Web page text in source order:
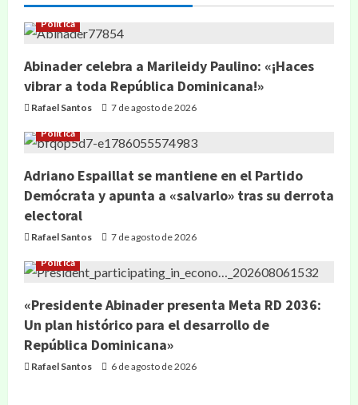
Política
Abinader celebra a Marileidy Paulino: «¡Haces
vibrar a toda República Dominicana!»
Rafael Santos 7 de agosto de 2026
Política
Adriano Espaillat se mantiene en el Partido
Demócrata y apunta a «salvarlo» tras su derrota
electoral
Rafael Santos 7 de agosto de 2026
Política
«Presidente Abinader presenta Meta RD 2036:
Un plan histórico para el desarrollo de
República Dominicana»
Rafael Santos 6 de agosto de 2026